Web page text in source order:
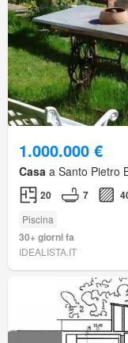
1.000.000 €
Casa a Santo Pietro
20 7
Piscina
30+ giorni fa
IDEALISTA.IT